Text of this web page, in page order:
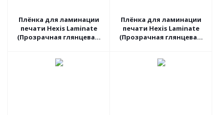
Плёнка для ламинации
печати Hexis Laminate
(Прозрачная глянцевая)
Плёнка для ламинации
печати Hexis Laminate
(Прозрачная глянцевая)